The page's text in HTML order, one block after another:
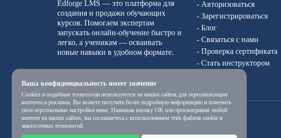
Edforge LMS — это платформа для
создания и продажи обучающих
курсов. Помогаем экспертам
запускать онлайн-обучение быстро и
легко, а ученикам — осваивать
новые навыки в удобном формате.
- Авторизоваться
- Зарегистрироваться
- Блог
- Связаться с нами
- Проверка сертификата
- Стать инструктором
Ваша конфиденциальность имеет значение
Cookies и подобные технологии используются на наших сайтах для персонализации
контента и рекламы. Вы можете получить более подробную информацию и изменить
свои персональные настройки ниже. Нажимая кнопку OK или просматривая любой
контент на наших сайтах, вы соглашаетесь с использованием этих файлов cookie и
аналогичных технологий.